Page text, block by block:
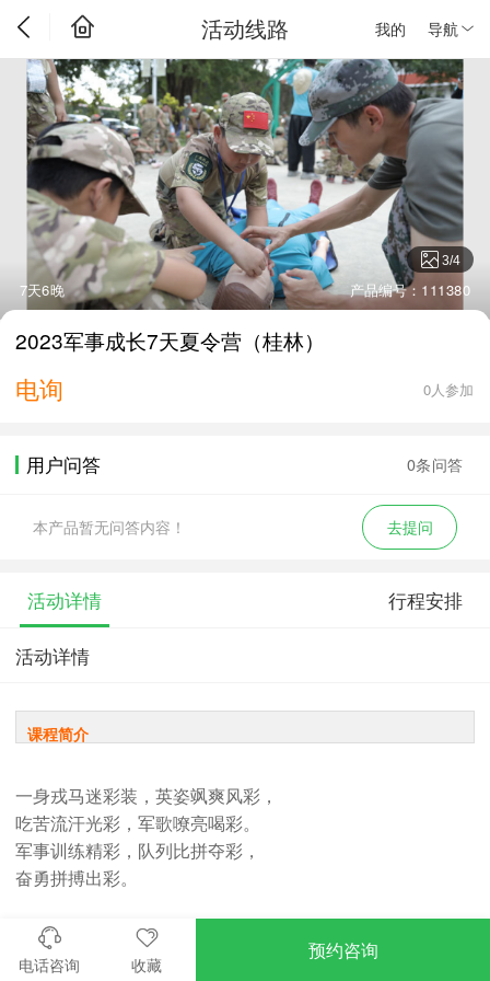
我的 导航
活动线路
3/4
7天6晚 产品编号：111380
2023军事成长7天夏令营（桂林）
电询 0人参加
用户问答 0条问答
本产品暂无问答内容！ 去提问
活动详情 行程安排
活动详情
课程简介
一身戎马迷彩装，英姿飒爽风彩，
吃苦流汗光彩，军歌嘹亮喝彩。
军事训练精彩，队列比拼夺彩，
奋勇拼搏出彩。
广西西点是全国知名专业从事夏令营活动机构。广西西点少
年军事夏令营拥有良好的品牌形象，专业的教官队伍，丰富
电话咨询 收藏
预约咨询